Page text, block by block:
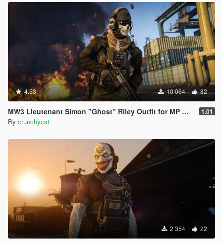
4.53 10 064 82
MW3 Lieutenant Simon "Ghost" Riley Outfit for MP Male 1.01
By crunchycat
2 354 22